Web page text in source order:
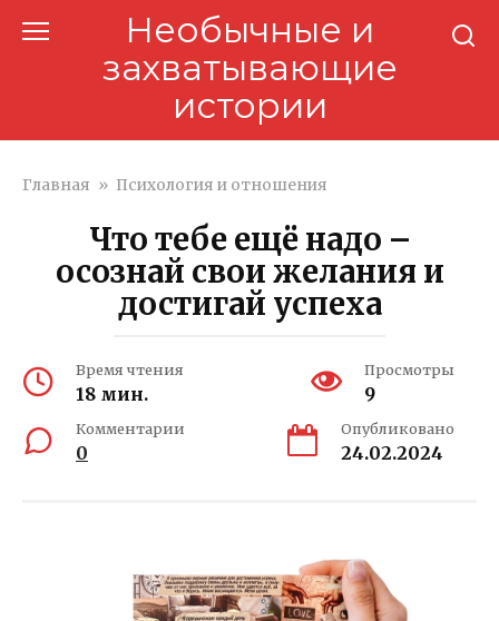
Необычные и
захватывающие
истории
Главная » Психология и отношения
Что тебе ещё надо –
осознай свои желания и
достигай успеха
Время чтения
18 мин.
Просмотры
9
Комментарии
0
Опубликовано
24.02.2024